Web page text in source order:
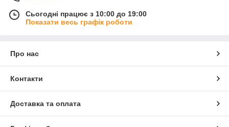
Сьогодні працює з 10:00 до 19:00
Показати весь графік роботи
Про нас
Контакти
Доставка та оплата